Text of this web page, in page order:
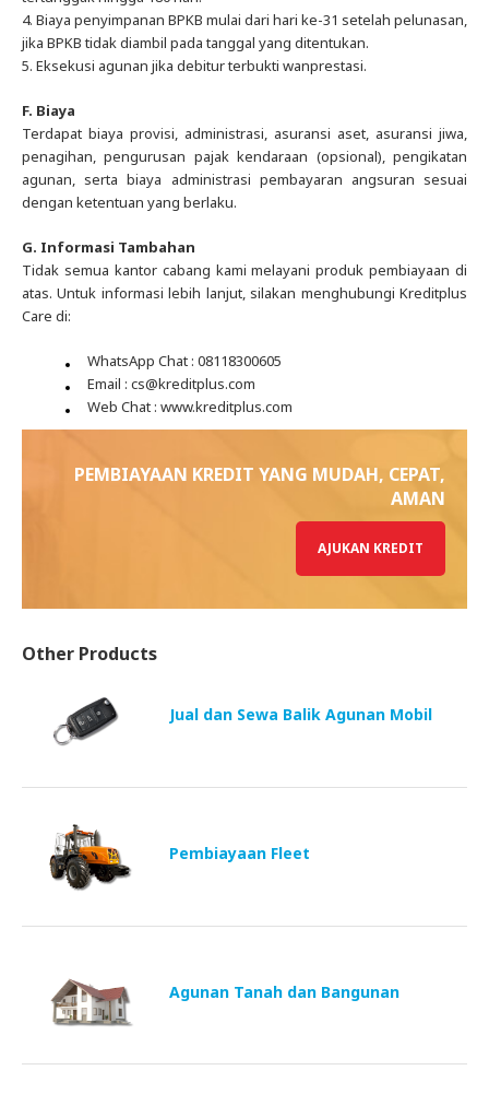
4. Biaya penyimpanan BPKB mulai dari hari ke-31 setelah pelunasan,
jika BPKB tidak diambil pada tanggal yang ditentukan.
5. Eksekusi agunan jika debitur terbukti wanprestasi.
F. Biaya
Terdapat biaya provisi, administrasi, asuransi aset, asuransi jiwa,
penagihan, pengurusan pajak kendaraan (opsional), pengikatan
agunan, serta biaya administrasi pembayaran angsuran sesuai
dengan ketentuan yang berlaku.
G. Informasi Tambahan
Tidak semua kantor cabang kami melayani produk pembiayaan di
atas. Untuk informasi lebih lanjut, silakan menghubungi Kreditplus
Care di:
WhatsApp Chat : 08118300605
Email : cs@kreditplus.com
Web Chat : www.kreditplus.com
PEMBIAYAAN KREDIT YANG MUDAH, CEPAT,
AMAN
AJUKAN KREDIT
Other Products
Jual dan Sewa Balik Agunan Mobil
Pembiayaan Fleet
Agunan Tanah dan Bangunan